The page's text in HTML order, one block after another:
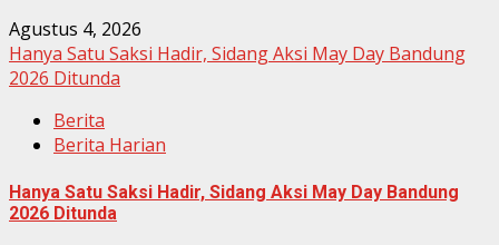
Agustus 4, 2026
Hanya Satu Saksi Hadir, Sidang Aksi May Day Bandung
2026 Ditunda
Berita
Berita Harian
Hanya Satu Saksi Hadir, Sidang Aksi May Day Bandung
2026 Ditunda